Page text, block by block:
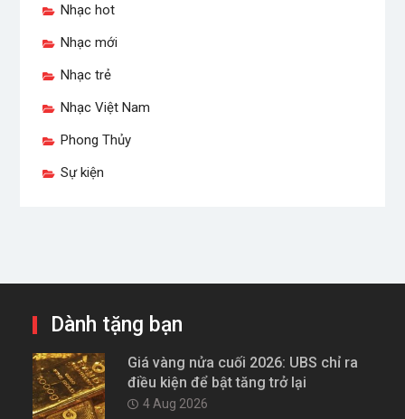
Nhạc hot
Nhạc mới
Nhạc trẻ
Nhạc Việt Nam
Phong Thủy
Sự kiện
Dành tặng bạn
Giá vàng nửa cuối 2026: UBS chỉ ra
điều kiện để bật tăng trở lại
4 Aug 2026